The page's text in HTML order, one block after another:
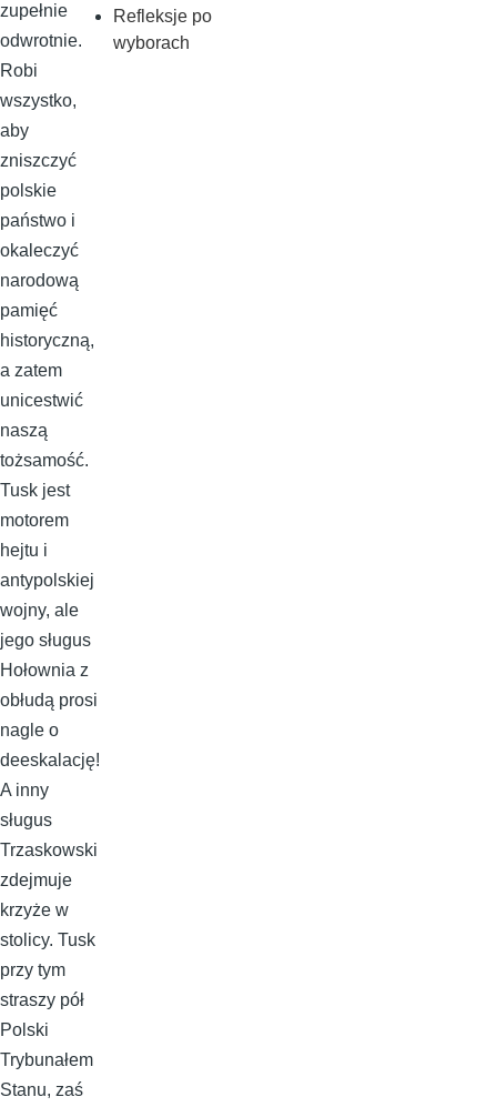
zupełnie
odwrotnie.
Robi
wszystko,
aby
zniszczyć
polskie
państwo i
okaleczyć
narodową
pamięć
historyczną,
a zatem
unicestwić
naszą
tożsamość.
Tusk jest
motorem
hejtu i
antypolskiej
wojny, ale
jego sługus
Hołownia z
obłudą prosi
nagle o
deeskalację!
A inny
sługus
Trzaskowski
zdejmuje
krzyże w
stolicy. Tusk
przy tym
straszy pół
Polski
Trybunałem
Stanu, zaś
Refleksje po
wyborach